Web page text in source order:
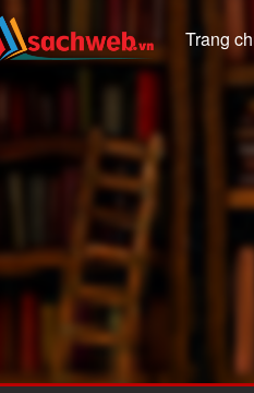
Trang